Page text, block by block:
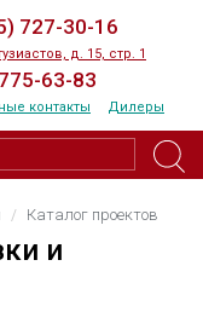
727-30-16
д. 15, стр. 1
63-83
контакты Дилеры
Каталог проектов
и